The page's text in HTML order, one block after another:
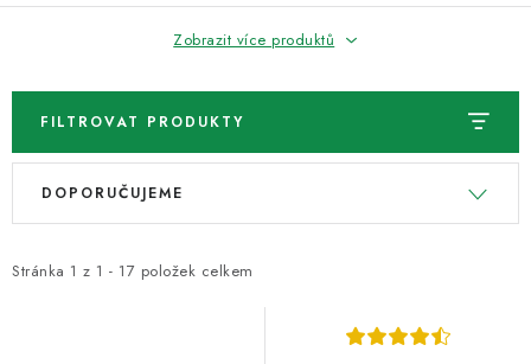
Zobrazit více produktů
FILTROVAT PRODUKTY
V
i
Stránka 1 z 1 - 17 položek celkem
Ř
e
DOPORUČUJEME